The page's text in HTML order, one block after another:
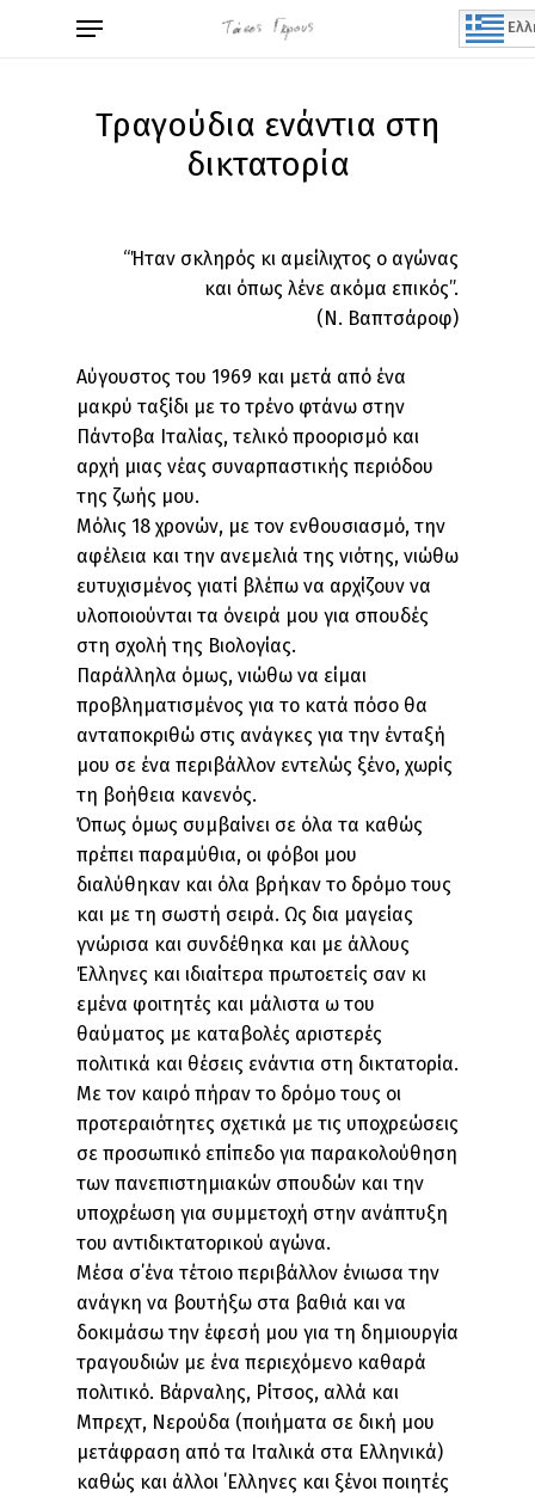
Menu
Τραγούδια ενάντια στη
δικτατορία
“Ήταν σκληρός κι αμείλιχτος ο αγώνας
και όπως λένε ακόμα επικός”.
(Ν. Βαπτσάροφ)
Αύγουστος του 1969 και μετά από ένα
μακρύ ταξίδι με το τρένο φτάνω στην
Πάντοβα Ιταλίας, τελικό προορισμό και
αρχή μιας νέας συναρπαστικής περιόδου
της ζωής μου.
Μόλις 18 χρονών, με τον ενθουσιασμό, την
αφέλεια και την ανεμελιά της νιότης, νιώθω
ευτυχισμένος γιατί βλέπω να αρχίζουν να
υλοποιούνται τα όνειρά μου για σπουδές
στη σχολή της Βιολογίας.
Παράλληλα όμως, νιώθω να είμαι
προβληματισμένος για το κατά πόσο θα
ανταποκριθώ στις ανάγκες για την ένταξή
μου σε ένα περιβάλλον εντελώς ξένο, χωρίς
τη βοήθεια κανενός.
Όπως όμως συμβαίνει σε όλα τα καθώς
πρέπει παραμύθια, οι φόβοι μου
διαλύθηκαν και όλα βρήκαν το δρόμο τους
και με τη σωστή σειρά. Ως δια μαγείας
γνώρισα και συνδέθηκα και με άλλους
Έλληνες και ιδιαίτερα πρωτοετείς σαν κι
εμένα φοιτητές και μάλιστα ω του
θαύματος με καταβολές αριστερές
πολιτικά και θέσεις ενάντια στη δικτατορία.
Με τον καιρό πήραν το δρόμο τους οι
προτεραιότητες σχετικά με τις υποχρεώσεις
σε προσωπικό επίπεδο για παρακολούθηση
των πανεπιστημιακών σπουδών και την
υποχρέωση για συμμετοχή στην ανάπτυξη
του αντιδικτατορικού αγώνα.
Μέσα σ΄ένα τέτοιο περιβάλλον ένιωσα την
ανάγκη να βουτήξω στα βαθιά και να
δοκιμάσω την έφεσή μου για τη δημιουργία
τραγουδιών με ένα περιεχόμενο καθαρά
πολιτικό. Βάρναλης, Ρίτσος, αλλά και
Μπρεχτ, Νερούδα (ποιήματα σε δική μου
μετάφραση από τα Ιταλικά στα Ελληνικά)
καθώς και άλλοι ΄Ελληνες και ξένοι ποιητές